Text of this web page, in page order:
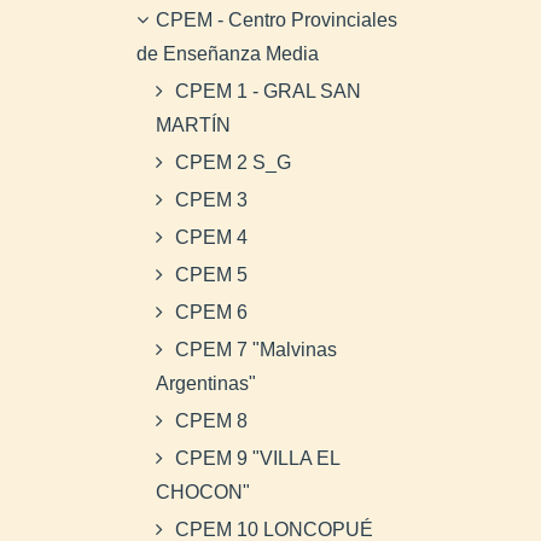
CPEM - Centro Provinciales
de Enseñanza Media
CPEM 1 - GRAL SAN
MARTÍN
CPEM 2 S_G
CPEM 3
CPEM 4
CPEM 5
CPEM 6
CPEM 7 "Malvinas
Argentinas"
CPEM 8
CPEM 9 "VILLA EL
CHOCON"
CPEM 10 LONCOPUÉ